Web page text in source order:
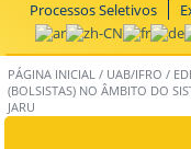
Processos Seletivos
PÁGINA INICIAL / UAB/IFRO /
(BOLSISTAS) NO ÂMBITO DO
JARU